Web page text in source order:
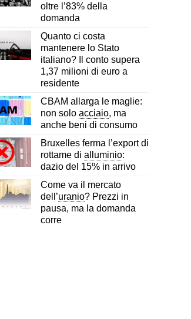
oltre l’83% della
domanda
Quanto ci costa
mantenere lo Stato
italiano? Il conto supera
1,37 milioni di euro a
residente
CBAM allarga le maglie:
non solo acciaio, ma
anche beni di consumo
Bruxelles ferma l’export di
rottame di alluminio:
dazio del 15% in arrivo
Come va il mercato
dell’uranio? Prezzi in
pausa, ma la domanda
corre